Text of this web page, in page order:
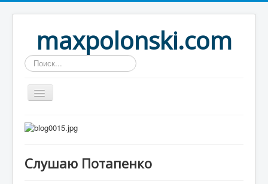
maxpolonski.com
Искать...
Home
Рассказы
Слушаю Потапенко